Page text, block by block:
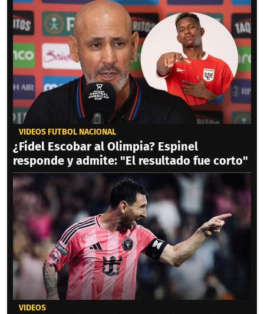
VIDEOS FÚTBOL NACIONAL
¿Fidel Escobar al Olimpia? Espinel
responde y admite: "El resultado fue corto"
VIDEOS